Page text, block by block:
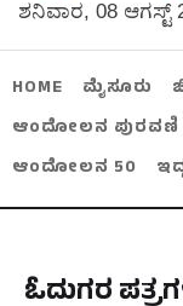
ಶನಿವಾರ, 08 ಆಗಸ್ಟ್
HOME ಮೈಸೂರು
ಆಂದೋಲನ ಪುರವಣಿ
ಆಂದೋಲನ 50
ಓದುಗರ